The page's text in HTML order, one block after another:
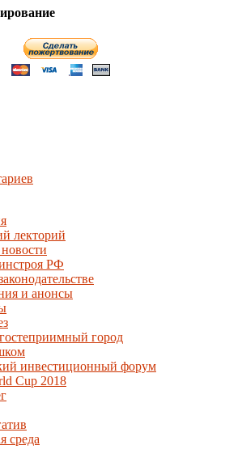
лекторий
РФ
и анонсы
город
инвестиционный форум
Cup 2018
среда